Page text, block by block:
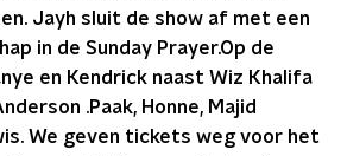
Jayh sluit de show af met een
in de Sunday Prayer.Op de
en Kendrick naast Wiz Khalifa
.Paak, Honne, Majid
We geven tickets weg voor het